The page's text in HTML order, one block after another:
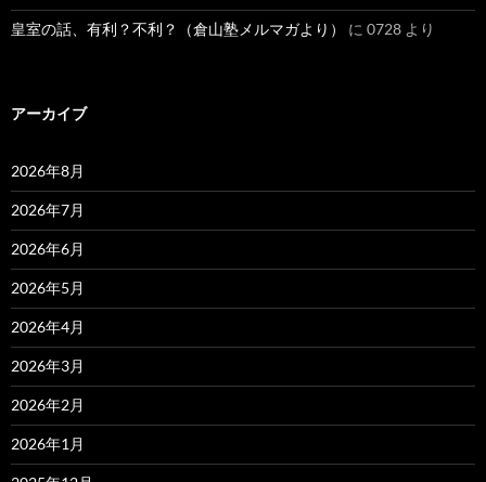
皇室の話、有利？不利？（倉山塾メルマガより） に 0728 より
アーカイブ
2026年8月
2026年7月
2026年6月
2026年5月
2026年4月
2026年3月
2026年2月
2026年1月